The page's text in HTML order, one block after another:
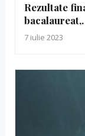
Rezultate
7 iulie 2023